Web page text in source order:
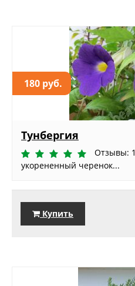
180 руб.
Тунбергия
Отзывы: 1
укорененный черенок...
Купить